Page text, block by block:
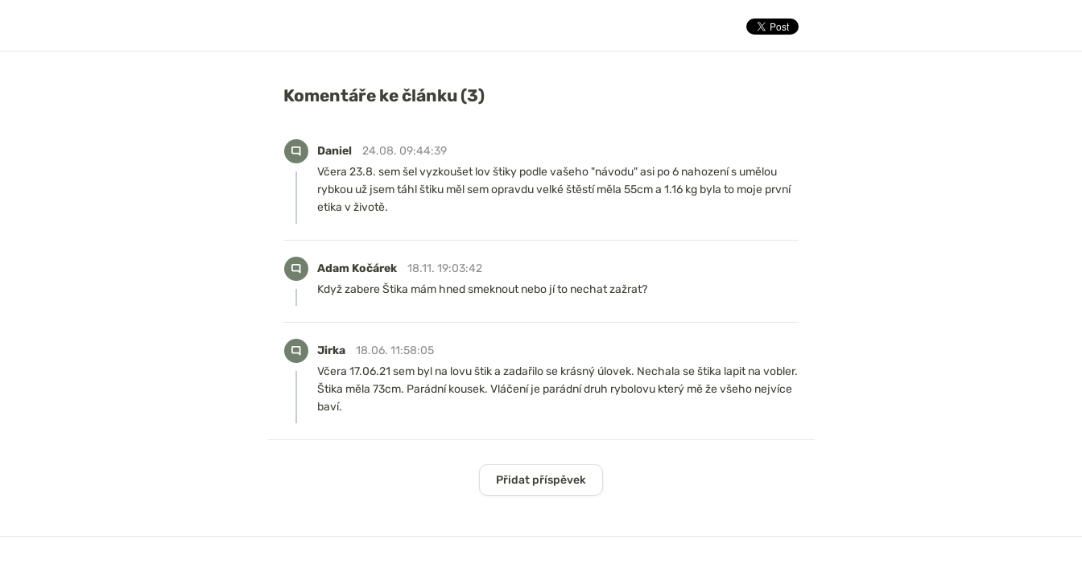
Komentáře ke článku (3)
Daniel
24.08. 09:44:39
Včera 23.8. sem šel vyzkoušet lov štiky podle vašeho "návodu" asi po 6 nahození s umělou
rybkou už jsem táhl štiku měl sem opravdu velké štěstí měla 55cm a 1.16 kg byla to moje první
etika v životě.
Adam Kočárek
18.11. 19:03:42
Když zabere Štika mám hned smeknout nebo jí to nechat zažrat?
Jirka
18.06. 11:58:05
Včera 17.06.21 sem byl na lovu štik a zadařilo se krásný úlovek. Nechala se štika lapit na vobler.
Štika měla 73cm. Parádní kousek. Vláčení je parádní druh rybolovu který mě že všeho nejvíce
baví.
Přidat příspěvek